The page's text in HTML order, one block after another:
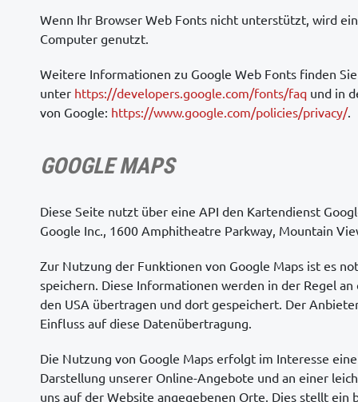
Wenn Ihr Browser Web Fonts nicht unterstützt, wird
Computer genutzt.
Weitere Informationen zu Google Web Fonts finden Sie
unter https://developers.google.com/fonts/faq und in
von Google: https://www.google.com/policies/privacy/.
GOOGLE MAPS
Diese Seite nutzt über eine API den Kartendienst
Google Inc., 1600 Amphitheatre Parkway, Mountain
Zur Nutzung der Funktionen von Google Maps ist es
speichern. Diese Informationen werden in der Regel
den USA übertragen und dort gespeichert. Der
Einfluss auf diese Datenübertragung.
Die Nutzung von Google Maps erfolgt im Interesse
Darstellung unserer Online-Angebote und an einer
uns auf der Website angegebenen Orte. Dies stellt ein